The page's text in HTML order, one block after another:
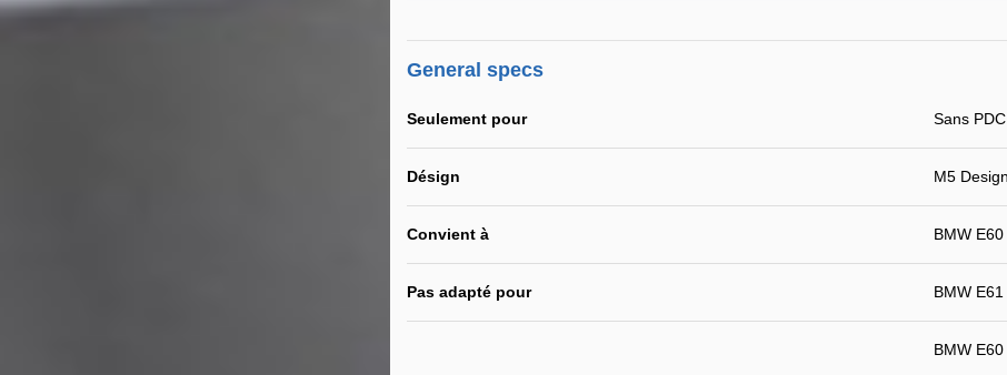
General specs
Seulement pour Sans PDC
Désign M5 Design
Convient à BMW
Pas adapté pour BMW
BMW